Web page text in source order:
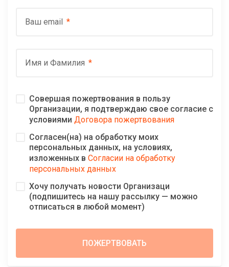
Ваш email
Имя и Фамилия
Совершая пожертвования в пользу
Организации, я подтверждаю свое согласие с
условиями Договора пожертвования
Согласен(на) на обработку моих
персональных данных, на условиях,
изложенных в Согласии на обработку
персональных данных
Хочу получать новости Организаци
(подпишитесь на нашу рассылку — можно
отписаться в любой момент)